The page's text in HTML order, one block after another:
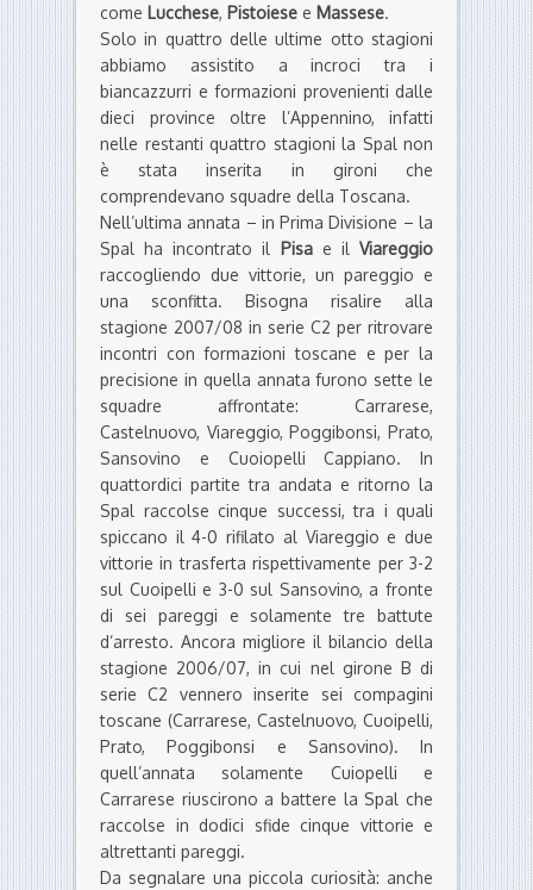
come Lucchese, Pistoiese e Massese.
Solo in quattro delle ultime otto stagioni
abbiamo assistito a incroci tra i
biancazzurri e formazioni provenienti dalle
dieci province oltre l’Appennino, infatti
nelle restanti quattro stagioni la Spal non
è stata inserita in gironi che
comprendevano squadre della Toscana.
Nell’ultima annata – in Prima Divisione – la
Spal ha incontrato il Pisae ilViareggio
raccogliendo due vittorie, un pareggio e
una sconfitta. Bisogna risalire alla
stagione 2007/08 in serie C2 per ritrovare
incontri con formazioni toscane e per la
precisione in quella annata furono sette le
squadre affrontate: Carrarese,
Castelnuovo, Viareggio, Poggibonsi, Prato,
Sansovino e Cuoiopelli Cappiano. In
quattordici partite tra andata e ritorno la
Spal raccolse cinque successi, tra i quali
spiccano il 4-0 rifilato al Viareggio e due
vittorie in trasferta rispettivamente per 3-2
sul Cuoipelli e 3-0 sul Sansovino, a fronte
di sei pareggi e solamente tre battute
d’arresto. Ancora migliore il bilancio della
stagione 2006/07, in cui nel girone B di
serie C2 vennero inserite sei compagini
toscane (Carrarese, Castelnuovo, Cuoipelli,
Prato, Poggibonsi e Sansovino). In
quell’annata solamente Cuiopelli e
Carrarese riuscirono a battere la Spal che
raccolse in dodici sfide cinque vittorie e
altrettanti pareggi.
Da segnalare una piccola curiosità: anche